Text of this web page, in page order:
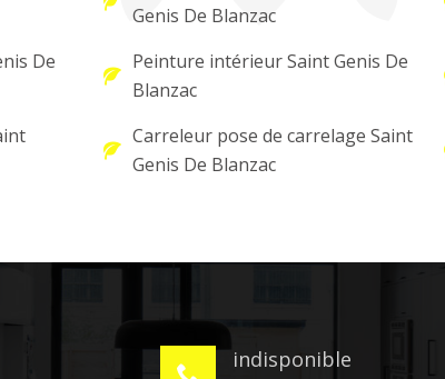
De
Genis De Blanzac
Peinture intérieur Saint Genis De
Blanzac
Carreleur pose de carrelage Saint
Genis De Blanzac
indisponible